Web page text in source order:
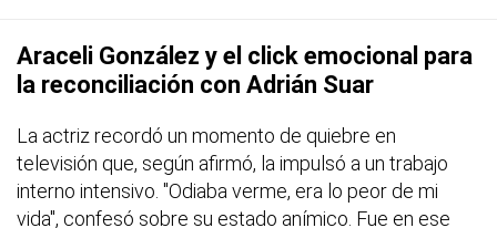
Araceli González y el click emocional para
la reconciliación con Adrián Suar
La actriz recordó un momento de quiebre en
televisión que, según afirmó, la impulsó a un trabajo
interno intensivo. "Odiaba verme, era lo peor de mi
vida", confesó sobre su estado anímico. Fue en ese